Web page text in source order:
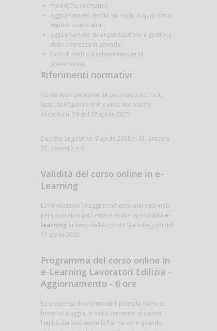
modifiche normative;
aggiornamenti tecnici sui rischi ai quali sono
esposti i Lavoratori;
aggiornamenti su organizzazione e gestione
della sicurezza in azienda;
fonti di rischio e relative misure di
prevenzione.
Riferimenti normativi
Conferenza permanente per i rapporti tra lo
Stato, le Regioni e le Province Autonome,
Accordo n. 59 del 17 aprile 2025.
Decreto Legislativo 9 aprile 2008 n. 81, articolo
37, commi 2 e 6.
Validità del corso online in e-
Learning
La formazione di aggiornamento quinquennale
per Lavoratori può essere svolta in modalità e-
learning ai sensi dell'Accordo Stato-Regioni del
17 aprile 2025.
Programma del corso online in
e-Learning Lavoratori Edilizia -
Aggiornamento - 6 ore
La sequenza dei contenuti è pensata come se
fosse un viaggio, si inizia cercando di capire
l'utilità che può avere la formazione quando,